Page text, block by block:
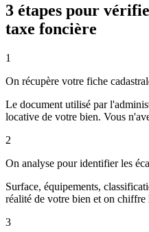
3 étapes pour
taxe foncière
1
On récupère votre fiche
Le document utilisé par
locative de votre bien. Vous
2
On analyse pour identifier les
Surface, équipements,
réalité de votre bien et on chiffre
3